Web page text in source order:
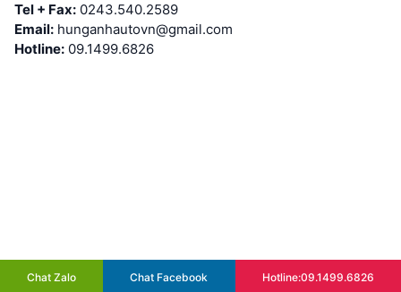
Tel + Fax: 0243.540.2589
Email: hunganhautovn@gmail.com
Hotline: 09.1499.6826
Chat Zalo Chat Facebook Hotline:09.1499.6826